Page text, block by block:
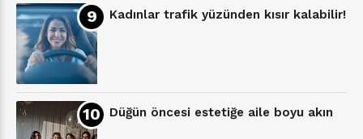
Kadınlar trafik yüzünden kısır kalabilir!
Düğün öncesi estetiğe aile boyu akın